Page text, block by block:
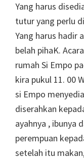
Yang harus
tutur yang perlu
Yang harus hadir
belah pihaK.
rumah Si Empo
kira pukul 11. 00
si Empo
diserahkan
ayahnya , ibunya
perempuan
setelah itu